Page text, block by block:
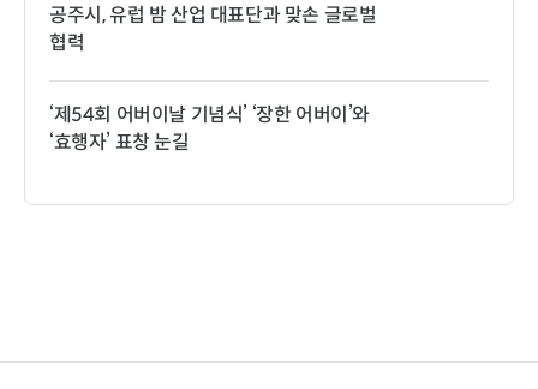
공주시, 유럽 밤 산업 대표단과 맞손 글로벌
협력
‘제54회 어버이날 기념식’ ‘장한 어버이’와
‘효행자’ 표창 눈길